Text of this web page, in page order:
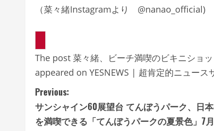
（菜々緒Instagramより @nanao_official)
The post 菜々緒、ビーチ満喫のビキニショ
appeared on YESNEWS | 超肯定的ニュース
C
o
Previous:
サンシャイン60展望台 てんぼうパーク、日
を満喫できる「てんぼうパークの夏景色」7